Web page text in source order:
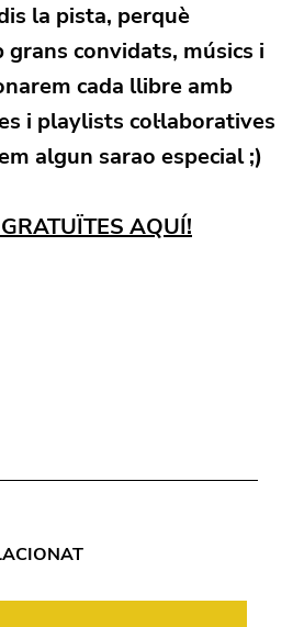
la pista, perquè
convidats, músics i
cada llibre amb
i playlists col·laboratives
algun sarao especial ;)
AQUÍ!